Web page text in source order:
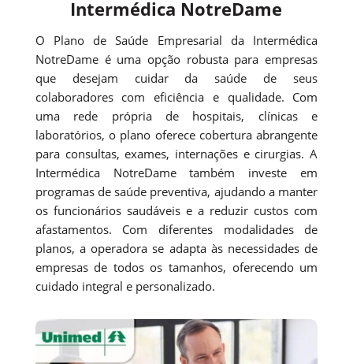
Intermédica NotreDame
O Plano de Saúde Empresarial da Intermédica
NotreDame é uma opção robusta para empresas
que desejam cuidar da saúde de seus
colaboradores com eficiência e qualidade. Com
uma rede própria de hospitais, clínicas e
laboratórios, o plano oferece cobertura abrangente
para consultas, exames, internações e cirurgias. A
Intermédica NotreDame também investe em
programas de saúde preventiva, ajudando a manter
os funcionários saudáveis e a reduzir custos com
afastamentos. Com diferentes modalidades de
planos, a operadora se adapta às necessidades de
empresas de todos os tamanhos, oferecendo um
cuidado integral e personalizado.